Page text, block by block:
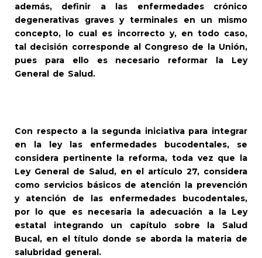
además, definir a las enfermedades crónico
degenerativas graves y terminales en un mismo
concepto, lo cual es incorrecto y, en todo caso,
tal decisión corresponde al Congreso de la Unión,
pues para ello es necesario reformar la Ley
General de Salud.
Con respecto a la segunda iniciativa para integrar
en la ley las enfermedades bucodentales, se
considera pertinente la reforma, toda vez que la
Ley General de Salud, en el artículo 27, considera
como servicios básicos de atención la prevención
y atención de las enfermedades bucodentales,
por lo que es necesaria la adecuación a la Ley
estatal integrando un capítulo sobre la Salud
Bucal, en el título donde se aborda la materia de
salubridad general.